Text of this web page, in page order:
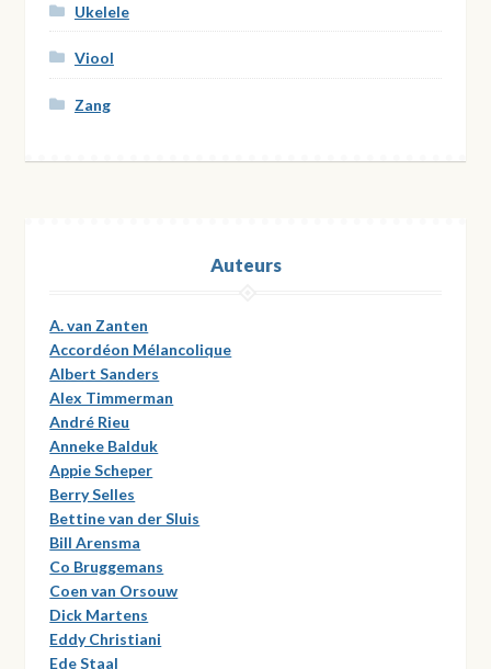
Ukelele
Viool
Zang
Auteurs
A. van Zanten
Accordéon Mélancolique
Albert Sanders
Alex Timmerman
André Rieu
Anneke Balduk
Appie Scheper
Berry Selles
Bettine van der Sluis
Bill Arensma
Co Bruggemans
Coen van Orsouw
Dick Martens
Eddy Christiani
Ede Staal